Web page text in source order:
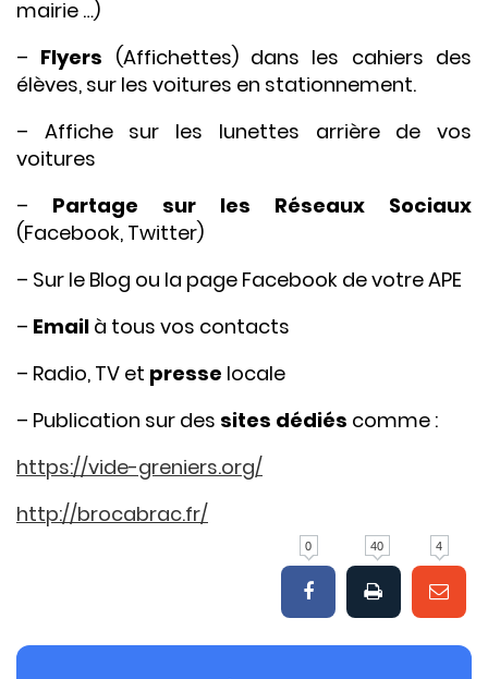
mairie …)
– Flyers (Affichettes) dans les cahiers des
élèves, sur les voitures en stationnement.
– Affiche sur les lunettes arrière de vos
voitures
– Partage sur les Réseaux Sociaux
(Facebook, Twitter)
– Sur le Blog ou la page Facebook de votre APE
– Email à tous vos contacts
– Radio, TV et presse locale
– Publication sur des sites dédiés comme :
https://vide-greniers.org/
http://brocabrac.fr/
0 40 4